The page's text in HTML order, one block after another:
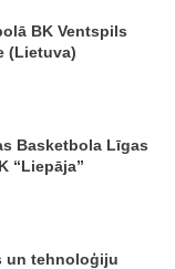
BK Ventspils
(Lietuva)
Basketbola Līgas
“Liepāja”
un tehnoloģiju